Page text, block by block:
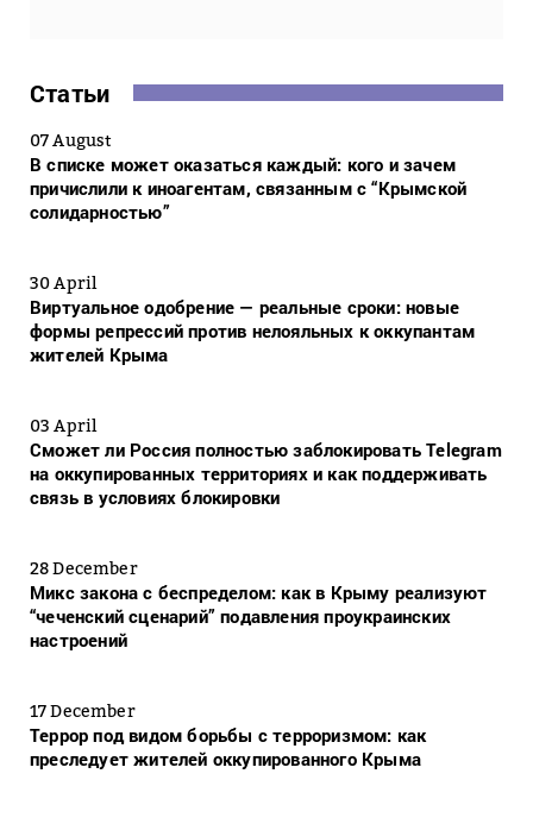
Статьи
07 August
В списке может оказаться каждый: кого и зачем
причислили к иноагентам, связанным с “Крымской
солидарностью”
30 April
Виртуальное одобрение — реальные сроки: новые
формы репрессий против нелояльных к оккупантам
жителей Крыма
03 April
Сможет ли Россия полностью заблокировать Telegram
на оккупированных территориях и как поддерживать
связь в условиях блокировки
28 December
Микс закона с беспределом: как в Крыму реализуют
“чеченский сценарий” подавления проукраинских
настроений
17 December
Террор под видом борьбы с терроризмом: как
преследует жителей оккупированного Крыма